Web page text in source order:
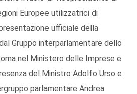
Europee utilizzatrici di
ufficiale della
Gruppo interparlamentare dello
nel Ministero delle Imprese e
del Ministro Adolfo Urso e
parlamentare Andrea